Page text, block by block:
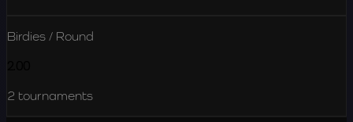
Birdies / Round
2 tournaments